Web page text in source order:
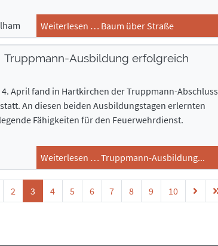
Weiterlesen … Baum über Straße
Truppmann-Ausbildung erfolgreich
4. April fand in Hartkirchen der Truppmann-Abschluss
An diesen beiden Ausbildungstagen erlernten
Fähigkeiten für den Feuerwehrdienst.
Weiterlesen … Truppmann-Ausbildung...
2 3 4 5 6 7 8 9 10